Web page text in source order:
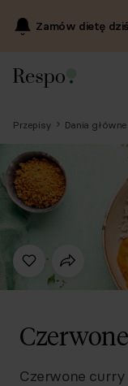
Zamów dietę
Przepisy Dania główne
Czerwone curry